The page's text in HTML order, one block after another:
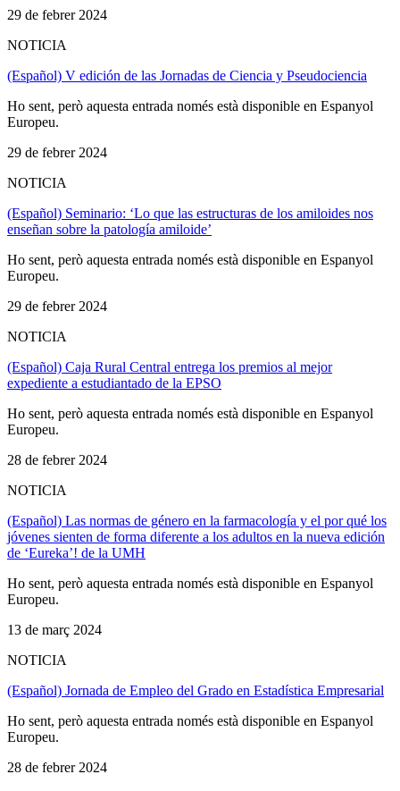
29 de febrer 2024
NOTICIA
(Español) V edición de las Jornadas de Ciencia y Pseudociencia
Ho sent, però aquesta entrada només està disponible en Espanyol
Europeu.
29 de febrer 2024
NOTICIA
(Español) Seminario: ‘Lo que las estructuras de los amiloides nos
enseñan sobre la patología amiloide’
Ho sent, però aquesta entrada només està disponible en Espanyol
Europeu.
29 de febrer 2024
NOTICIA
(Español) Caja Rural Central entrega los premios al mejor
expediente a estudiantado de la EPSO
Ho sent, però aquesta entrada només està disponible en Espanyol
Europeu.
28 de febrer 2024
NOTICIA
(Español) Las normas de género en la farmacología y el por qué los
jóvenes sienten de forma diferente a los adultos en la nueva edición
de ‘Eureka’! de la UMH
Ho sent, però aquesta entrada només està disponible en Espanyol
Europeu.
13 de març 2024
NOTICIA
(Español) Jornada de Empleo del Grado en Estadística Empresarial
Ho sent, però aquesta entrada només està disponible en Espanyol
Europeu.
28 de febrer 2024